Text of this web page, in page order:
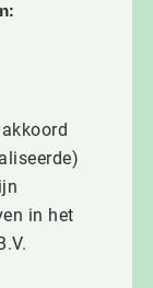
in het